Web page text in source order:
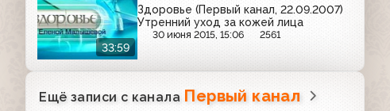
33:59
Здоровье (Первый канал, 22.09.2007)
Утренний уход за кожей лица
30 июня 2015, 15:06 2561
Ещё записи с канала Первый канал